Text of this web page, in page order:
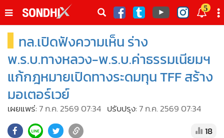
ดต
5
หน้าหลัก
Social
• World Talk
• Sondhitalk
• ข่าวลึกปมลับ
ทล.เปิดฟังความเห็น ร่าง
พ.ร.บ.ทางหลวง-พ.ร.บ.ค่าธรรมเนียมฯ
แก้กฎหมายเปิดทางระดมทุน TFF สร้าง
มอเตอร์เวย์
เผยแพร่:7 ก.ค. 2569 07:34 ปรับปรุง:7 ก.ค. 2569 07:34
18